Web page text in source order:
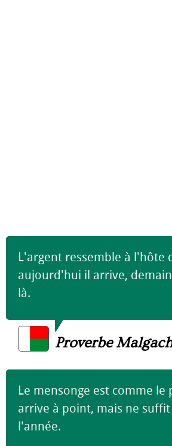
L'argent ressemble à l'hôte
aujourd'hui il arrive,
là.
Proverbe
Le mensonge est comme le
arrive à point, mais ne
l'année.